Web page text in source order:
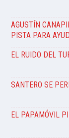
AGUSTÍN
PISTA PARA
EL RUIDO DEL
SANTERO SE
EL PAPAMÓVIL